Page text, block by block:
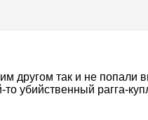
так и не попали
убийственный рагга-